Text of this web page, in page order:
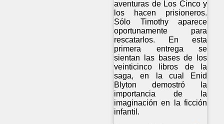
aventuras de Los Cinco y
los hacen prisioneros.
Sólo Timothy aparece
oportunamente para
rescatarlos. En esta
primera entrega se
sientan las bases de los
veinticinco libros de la
saga, en la cual Enid
Blyton demostró la
importancia de la
imaginación en la ficción
infantil.